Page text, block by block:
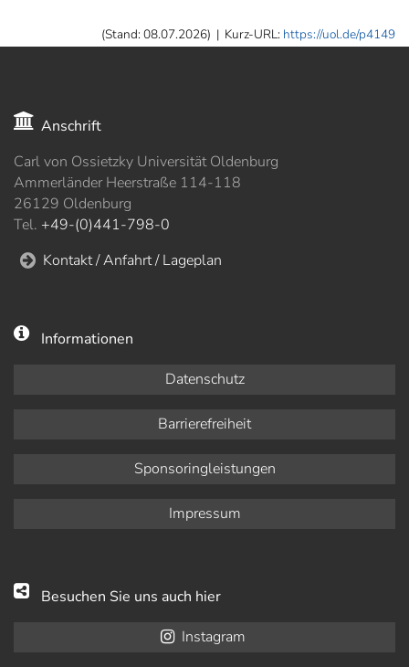
(Stand: 08.07.2026) | Kurz-URL: https://uol.de/p4149
Anschrift
Carl von Ossietzky Universität Oldenburg
Ammerländer Heerstraße 114-118
26129 Oldenburg
Tel. +49-(0)441-798-0
Kontakt / Anfahrt / Lageplan
Informationen
Datenschutz
Barrierefreiheit
Sponsoringleistungen
Impressum
Besuchen Sie uns auch hier
Instagram